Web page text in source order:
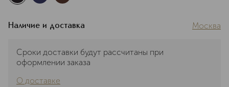
Наличие и доставка Москва
Сроки доставки будут рассчитаны при
оформлении заказа
О доставке